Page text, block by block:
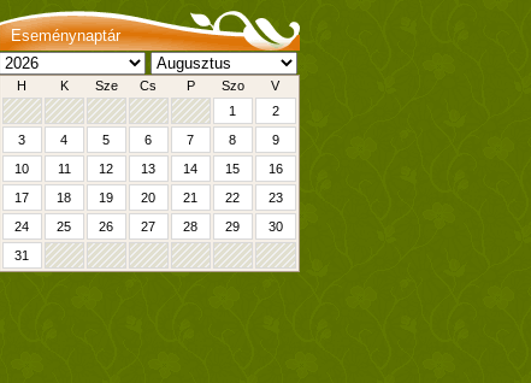
Eseménynaptár
H K Sze Cs P Szo
V
1
2
3
4 5 6 7 8
9
10
11 12 13 14 15
16
17
18 19 20 21 22
23
24
25 26 27 28 29
30
31